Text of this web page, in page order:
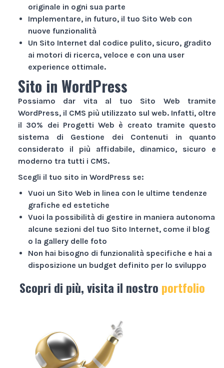
originale in ogni sua parte
Implementare, in futuro, il tuo Sito Web con
nuove funzionalità
Un Sito Internet dal codice pulito, sicuro, gradito
ai motori di ricerca, veloce e con una user
experience ottimale.
Sito in WordPress
Possiamo dar vita al tuo Sito Web tramite
WordPress, il CMS più utilizzato sul web. Infatti, oltre
il 30% dei Progetti Web è creato tramite questo
sistema di Gestione dei Contenuti in quanto
considerato il più affidabile, dinamico, sicuro e
moderno tra tutti i CMS.
Scegli il tuo sito in WordPress se:
Vuoi un Sito Web in linea con le ultime tendenze
grafiche ed estetiche
Vuoi la possibilità di gestire in maniera autonoma
alcune sezioni del tuo Sito Internet, come il blog
o la gallery delle foto
Non hai bisogno di funzionalità specifiche e hai a
disposizione un budget definito per lo sviluppo
Scopri di più, visita il nostro portfolio